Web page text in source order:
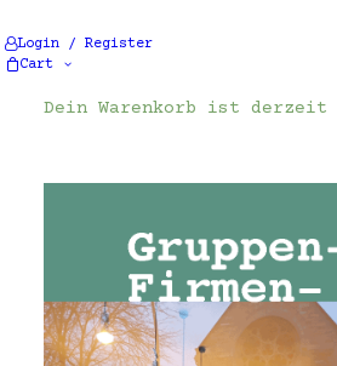
Login / Register
Cart
Dein Warenkorb ist